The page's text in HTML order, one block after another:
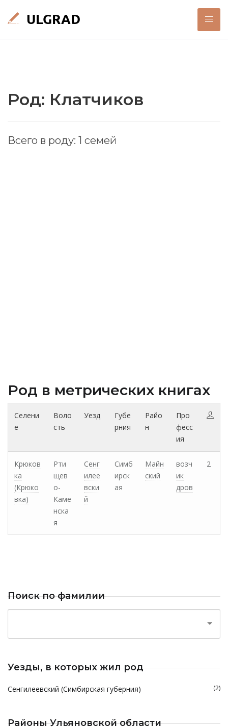
Род: Клатчиков
Всего в роду: 1 семей
Род в метрических книгах
Селени
е
Воло
сть
Уезд
Губе
рния
Райо
н
Про
фесс
ия
Крюков
ка
(Крюко
вка)
Рти
щев
о-
Каме
нска
я
Сенг
илее
вски
й
Симб
ирск
ая
Майн
ский
возч
ик
дров
2
Поиск по фамилии
Уезды, в которых жил род
Сенгилеевский (Симбирская губерния) (2)
Районы Ульяновской области